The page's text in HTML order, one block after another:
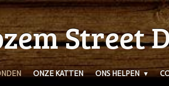
Street
ONZE KATTEN ONS HELPEN